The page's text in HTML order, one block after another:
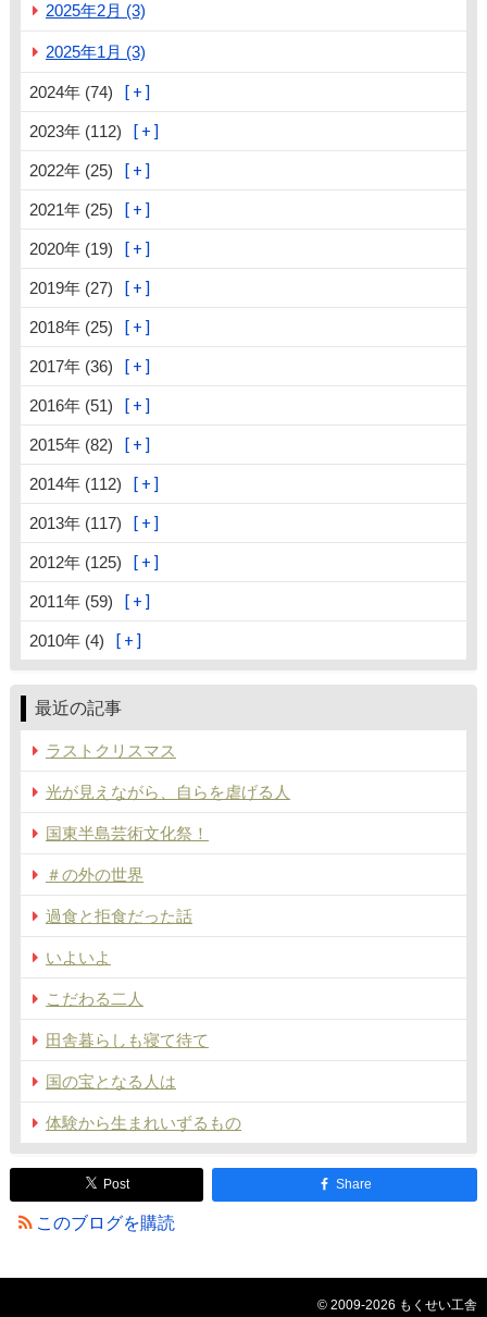
2025年2月 (3)
2025年1月 (3)
2024年 (74)
2023年 (112)
2022年 (25)
2021年 (25)
2020年 (19)
2019年 (27)
2018年 (25)
2017年 (36)
2016年 (51)
2015年 (82)
2014年 (112)
2013年 (117)
2012年 (125)
2011年 (59)
2010年 (4)
最近の記事
ラストクリスマス
光が見えながら、自らを虐げる人
国東半島芸術文化祭！
＃の外の世界
過食と拒食だった話
いよいよ
こだわる二人
田舎暮らしも寝て待て
国の宝となる人は
体験から生まれいずるもの
Post Share
このブログを購読
© 2009-2026 もくせい工舎